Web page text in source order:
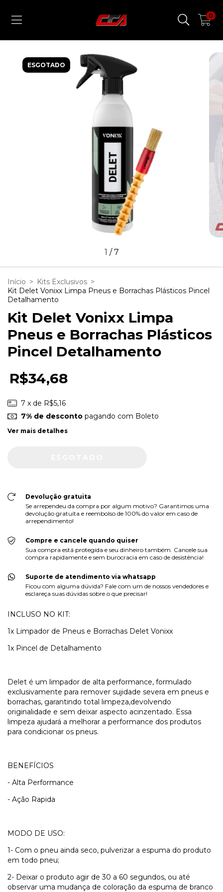
0
ESGOTADO
1 /7
Início > Kits Exclusivos >
Kit Delet Vonixx Limpa Pneus e Borrachas Plásticos Pincel
Detalhamento
Kit Delet Vonixx Limpa
Pneus e Borrachas Plásticos
Pincel Detalhamento
R$34,68
7 x de R$5,16
7% de descontopagando com Boleto
Ver mais detalhes
Devolução gratuita
Se arrependeu da compra por algum motivo? Garantimos uma
devolução gratuita e reembolso de 100% do valor em caso de
arrependimento!
Compre e cancele quando quiser
Sua compra está protegida e seu dinheiro também. Cancele sua
compra rapidamente e sem burocracia em caso de desistência!
Suporte de atendimento via whatsapp
Ficou com alguma dúvida? Fale com um de nossos vendedores e
esclareça suas dúvidas sobre o que precisar!
INCLUSO NO KIT:
1x Limpador de Pneus e Borrachas Delet Vonixx
1x Pincel de Detalhamento
Delet é um limpador de alta performance, formulado
exclusivamente para remover sujidade severa em pneus e
borrachas, garantindo total limpeza,devolvendo
originalidade e sem deixar aspecto acinzentado. Essa
limpeza ajudará a melhorar a performance dos produtos
para condicionar os pneus.
BENEFÍCIOS
- Alta Performance
- Ação Rapida
MODO DE USO:
1- Com o pneu ainda seco, pulverizar a espuma do produto
em todo pneu;
2- Deixar o produto agir de 30 a 60 segundos, ou até
observar uma mudança de coloração da espuma de branco